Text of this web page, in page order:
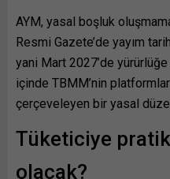
AYM, yasal boşluk
Resmi Gazete’de yayım
yani Mart 2027’de
içinde TBMM’nin
çerçeveleyen bir yasal
Tüketiciye pratik
olacak?